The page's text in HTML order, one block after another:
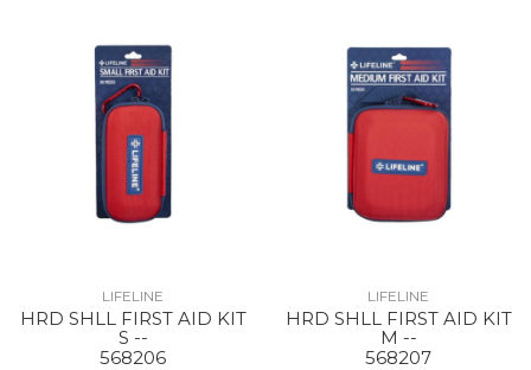
LIFELINE
HRD SHLL FIRST AID KIT
S --
568206
LIFELINE
HRD SHLL FIRST AID KIT
M --
568207